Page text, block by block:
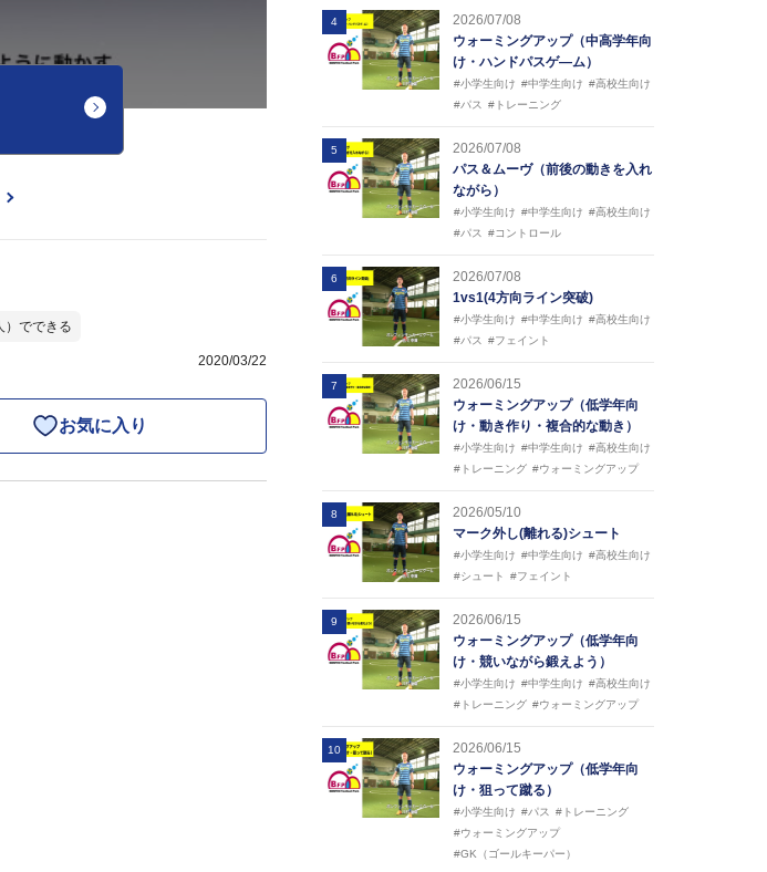
）でできる
2020/03/22
お気に入り
4
2026/07/08
ウォーミングアップ（中高学年向
け・ハンドパスゲ―ム）
#小学生向け #中学生向け #高校生向け
#パス
#トレーニング
5
2026/07/08
パス＆ムーヴ（前後の動きを入れ
ながら）
#小学生向け #中学生向け #高校生向け
#パス
#コントロール
6
2026/07/08
1vs1(4方向ライン突破)
#小学生向け #中学生向け #高校生向け
#パス
#フェイント
7
2026/06/15
ウォーミングアップ（低学年向
け・動き作り・複合的な動き）
#小学生向け #中学生向け #高校生向け
#トレーニング #ウォーミングアップ
8
2026/05/10
マーク外し(離れる)シュート
#小学生向け #中学生向け #高校生向け
#シュート
#フェイント
9
2026/06/15
ウォーミングアップ（低学年向
け・競いながら鍛えよう）
#小学生向け #中学生向け #高校生向け
#トレーニング #ウォーミングアップ
10
2026/06/15
ウォーミングアップ（低学年向
け・狙って蹴る）
#小学生向け #パス
#トレーニング
#ウォーミングアップ
#GK（ゴールキーパー）